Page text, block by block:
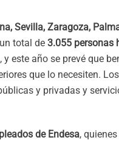
Sevilla, Zaragoza,
total de 3.055 personas
este año se prevé que
que lo necesiten.
y privadas y
de Endesa,